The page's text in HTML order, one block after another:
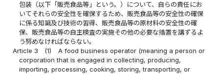
包装（以下「販売食品等」という。）について、自らの責任にお
いてそれらの安全性を確保するため、販売食品等の安全性の確保
に係る知識及び技術の習得、販売食品等の原材料の安全性の確
保、販売食品等の自主検査の実施その他の必要な措置を講ずるよ
う努めなければならない。
Article 3
(1)
A food business operator (meaning a person or
corporation that is engaged in collecting, producing,
importing, processing, cooking, storing, transporting, or